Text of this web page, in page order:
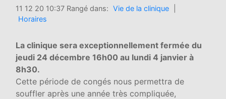
11 12 20 10:37 Rangé dans: Vie de la clinique
Horaires
La clinique sera exceptionnellement fermée du
jeudi 24 décembre 16h00 au lundi 4 janvier à
8h30.
Cette période de congés nous permettra de
souffler après une année très compliquée,